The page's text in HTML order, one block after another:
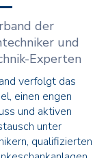
der
und
Experten
verfolgt das
einen engen
und aktiven
unter
qualifizierten